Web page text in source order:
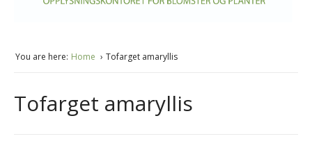
You are here: Home Tofarget amaryllis
Tofarget amaryllis